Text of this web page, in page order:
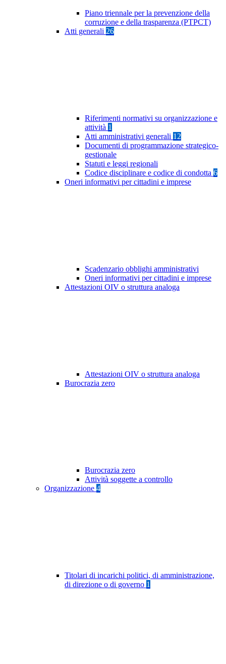
Piano triennale per la prevenzione della
corruzione e della trasparenza (PTPCT)
Atti generali 26
Riferimenti normativi su organizzazione e
attività 1
Atti amministrativi generali 12
Documenti di programmazione strategico-
gestionale
Statuti e leggi regionali
Codice disciplinare e codice di condotta 6
Oneri informativi per cittadini e imprese
Scadenzario obblighi amministrativi
Oneri informativi per cittadini e imprese
Attestazioni OIV o struttura analoga
Attestazioni OIV o struttura analoga
Burocrazia zero
Burocrazia zero
Attività soggette a controllo
Organizzazione 4
Titolari di incarichi politici, di amministrazione,
di direzione o di governo 1